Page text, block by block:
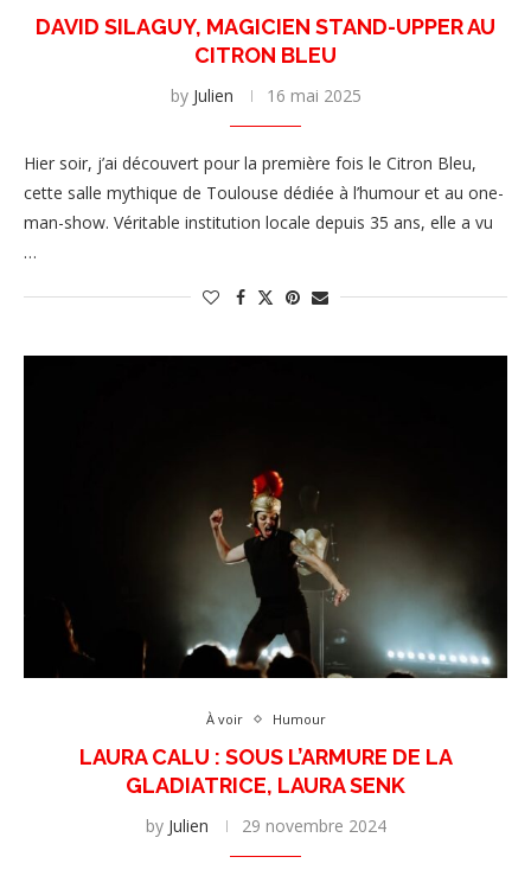
DAVID SILAGUY, MAGICIEN STAND-UPPER AU
CITRON BLEU
by Julien 16 mai 2025
Hier soir, j’ai découvert pour la première fois le Citron Bleu,
cette salle mythique de Toulouse dédiée à l’humour et au one-
man-show. Véritable institution locale depuis 35 ans, elle a vu
…
À voir Humour
LAURA CALU : SOUS L’ARMURE DE LA
GLADIATRICE, LAURA SENK
by Julien 29 novembre 2024